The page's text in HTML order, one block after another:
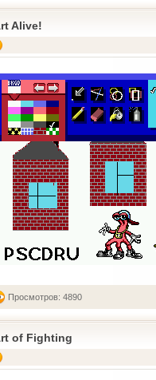
Alive!
Просмотров: 4890
of Fighting